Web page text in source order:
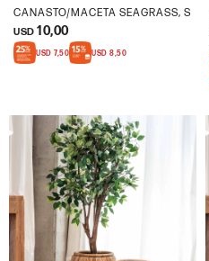
CANASTO/MACETA SEAGRASS, S
USD 10,00
USD 7,50 USD 8,50